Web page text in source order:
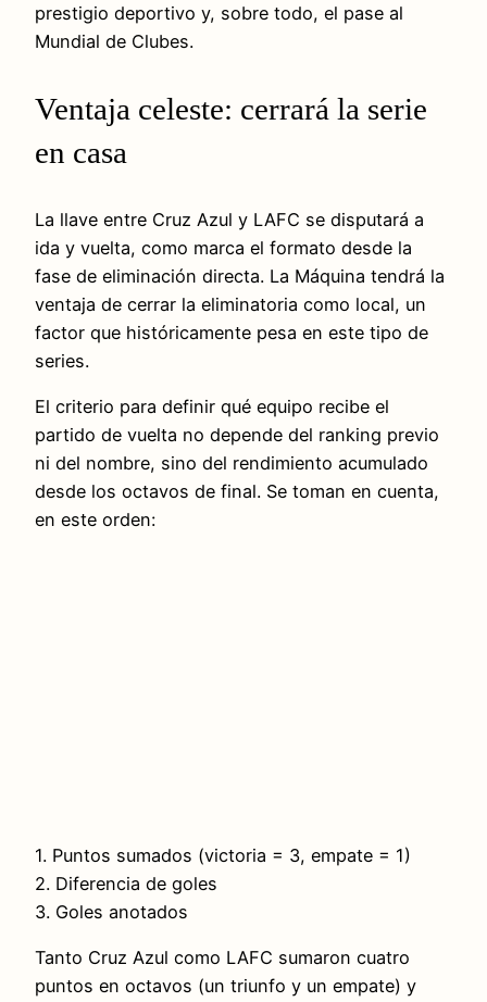
prestigio deportivo y, sobre todo, el pase al
Mundial de Clubes.
Ventaja celeste: cerrará la serie
en casa
La llave entre Cruz Azul y LAFC se disputará a
ida y vuelta, como marca el formato desde la
fase de eliminación directa. La Máquina tendrá la
ventaja de cerrar la eliminatoria como local, un
factor que históricamente pesa en este tipo de
series.
El criterio para definir qué equipo recibe el
partido de vuelta no depende del ranking previo
ni del nombre, sino del rendimiento acumulado
desde los octavos de final. Se toman en cuenta,
en este orden:
1. Puntos sumados (victoria = 3, empate = 1)
2. Diferencia de goles
3. Goles anotados
Tanto Cruz Azul como LAFC sumaron cuatro
puntos en octavos (un triunfo y un empate) y